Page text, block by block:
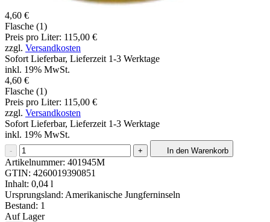
4,60 €
Flasche (1)
Preis pro Liter: 115,00 €
zzgl. Versandkosten
Sofort Lieferbar, Lieferzeit 1-3 Werktage
inkl. 19% MwSt.
4,60 €
Flasche (1)
Preis pro Liter: 115,00 €
zzgl. Versandkosten
Sofort Lieferbar, Lieferzeit 1-3 Werktage
inkl. 19% MwSt.
- + In den Warenkorb
Artikelnummer: 401945M
GTIN: 4260019390851
Inhalt: 0,04 l
Ursprungsland: Amerikanische Jungferninseln
Bestand: 1
Auf Lager